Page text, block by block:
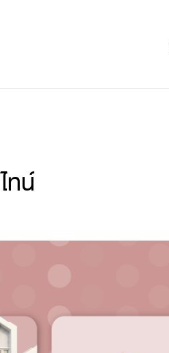
ทน์